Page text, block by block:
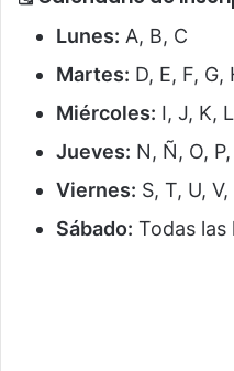
Lunes: A, B, C
Martes: D, E, F, G,
Miércoles: I, J, K,
Jueves: N, Ñ, O, P,
Viernes: S, T, U,
Sábado: Todas las